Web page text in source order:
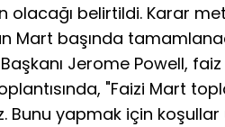
olacağı belirtildi. Karar
Mart başında
Jerome Powell, faiz
"Faizi Mart
Bunu yapmak için koşullar